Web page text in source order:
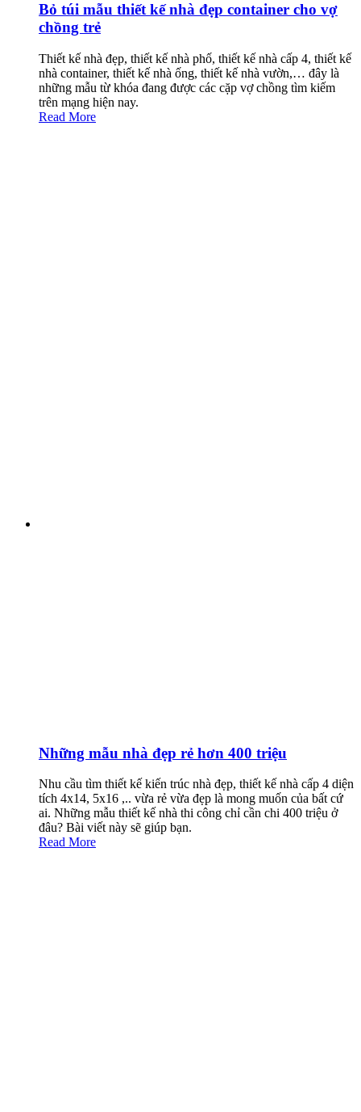
Bỏ túi mẫu thiết kế nhà đẹp container cho vợ
chồng trẻ
Thiết kế nhà đẹp, thiết kế nhà phố, thiết kế nhà cấp 4, thiết kế
nhà container, thiết kế nhà ống, thiết kế nhà vườn,… đây là
những mẫu từ khóa đang được các cặp vợ chồng tìm kiếm
trên mạng hiện nay.
Read More
Những mẫu nhà đẹp rẻ hơn 400 triệu
Nhu cầu tìm thiết kế kiến trúc nhà đẹp, thiết kế nhà cấp 4 diện
tích 4x14, 5x16 ,.. vừa rẻ vừa đẹp là mong muốn của bất cứ
ai. Những mẫu thiết kế nhà thi công chỉ cần chi 400 triệu ở
đâu? Bài viết này sẽ giúp bạn.
Read More